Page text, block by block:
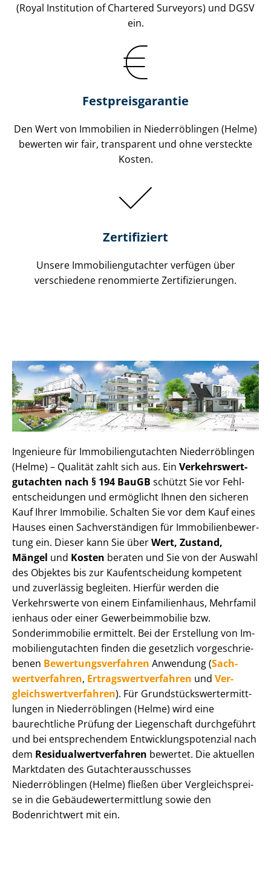
(Royal Institution of Chartered Surveyors) und DGSV
ein.
Festpreis​garantie
Den Wert von Immobilien in Niederröblingen (Helme)
bewerten wir fair, transparent und ohne versteckte
Kosten.
Zertifiziert
Unsere Immobilien­gutachter verfügen über
verschiedene renommierte Zer­ti­fi­zie­run­gen.
Ingenieure für Im­mo­bi­li­en­gut­ach­ten Niederröblingen
(Helme) – Qualität zahlt sich aus. Ein Ver­kehrs­wert­
gut­ach­ten nach § 194 BauGB schützt Sie vor Fehl­
ent­schei­dun­gen und ermöglicht Ihnen den sicheren
Kauf Ihrer Immobilie. Schalten Sie vor dem Kauf eines
Hauses einen Sach­ver­stän­di­gen für Im­mo­bi­li­en­be­wer­
tung ein. Dieser kann Sie überWert, Zustand,
Mängel und Kosten beraten und Sie von der Auswahl
des Objektes bis zur Kauf­ent­schei­dung kompetent
und zuverlässig begleiten. Hierfür werden die
Verkehrswerte von einem Einfamilienhaus, Mehr­fa­mi­l
i­en­haus oder einer Ge­wer­be­im­mo­bi­lie bzw.
Sonderimmobilie ermittelt. Bei der Erstellung von Im­
mo­bi­li­en­gut­ach­ten finden die gesetzlich vor­ge­schrie­
be­nen Be­wer­tungs­ver­fah­ren Anwendung (Sach­
wert­ver­fah­ren, Er­trags­wert­ver­fah­ren und Ver­
gleichs­wert­ver­fah­ren). Für Grund­stücks­wert­ermitt­
lun­gen in Niederröblingen (Helme) wird eine
baurechtliche Prüfung der Liegenschaft durchgeführt
und bei entsprechendem Ent­wick­lungs­po­ten­zi­al nach
dem Re­si­du­al­wert­ver­fah­ren bewertet. Die aktuellen
Marktdaten des Gut­ach­ter­aus­schus­ses
Niederröblingen (Helme) fließen über Ver­gleichs­prei­
se in die Ge­bäu­de­wert­ermitt­lung sowie den
Bodenrichtwert mit ein.